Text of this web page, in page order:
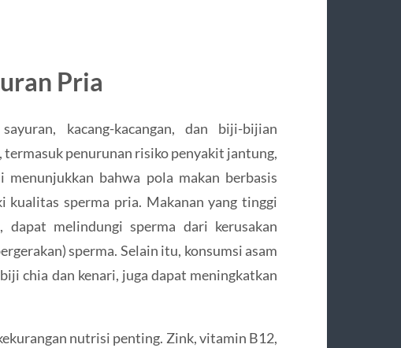
Pria
kacang-kacangan, dan biji-bijian
penurunan risiko penyakit jantung,
menunjukkan bahwa pola makan berbasis
kualitas sperma pria. Makanan yang tinggi
melindungi sperma dari kerusakan
sperma. Selain itu, konsumsi asam
chia dan kenari, juga dapat meningkatkan
nutrisi penting. Zink, vitamin B12,